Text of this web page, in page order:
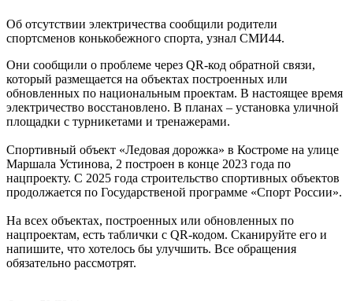
Об отсутствии электричества сообщили родители
спортсменов конькобежного спорта, узнал СМИ44.
Они сообщили о проблеме через QR-код обратной связи,
который размещается на объектах построенных или
обновленных по национальным проектам. В настоящее время
электричество восстановлено. В планах – установка уличной
площадки с турникетами и тренажерами.
Спортивный объект «Ледовая дорожка» в Костроме на улице
Маршала Устинова, 2 построен в конце 2023 года по
нацпроекту. С 2025 года строительство спортивных объектов
продолжается по Государственой программе «Спорт России».
На всех объектах, построенных или обновленных по
нацпроектам, есть таблички с QR-кодом. Сканируйте его и
напишите, что хотелось бы улучшить. Все обращения
обязательно рассмотрят.